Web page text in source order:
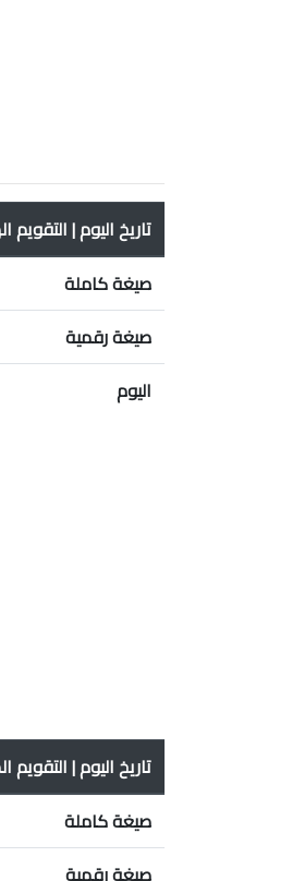
تاريخ اليوم | التقويم
صيغة كاملة
صيغة رقمية
اليوم
تاريخ اليوم | التقويم
صيغة كاملة
صيغة رقمية